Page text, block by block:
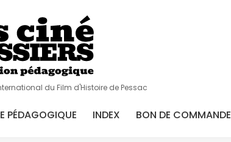
du Film d'Histoire de Pessac
PÉDAGOGIQUE INDEX BON DE COMMANDE